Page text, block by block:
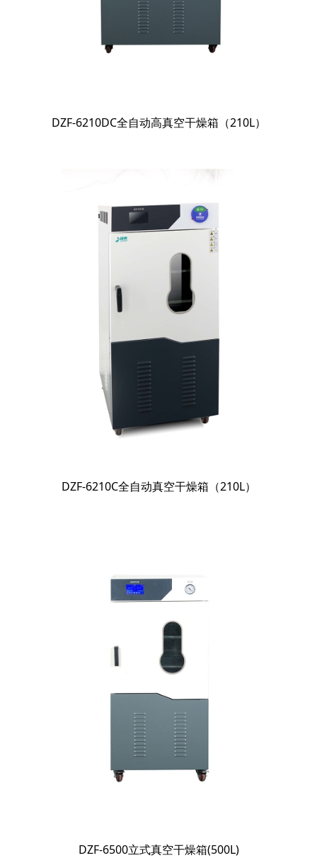
DZF-6210DC全自动高真空干燥箱（210L）
DZF-6210C全自动真空干燥箱（210L）
DZF-6500立式真空干燥箱(500L)